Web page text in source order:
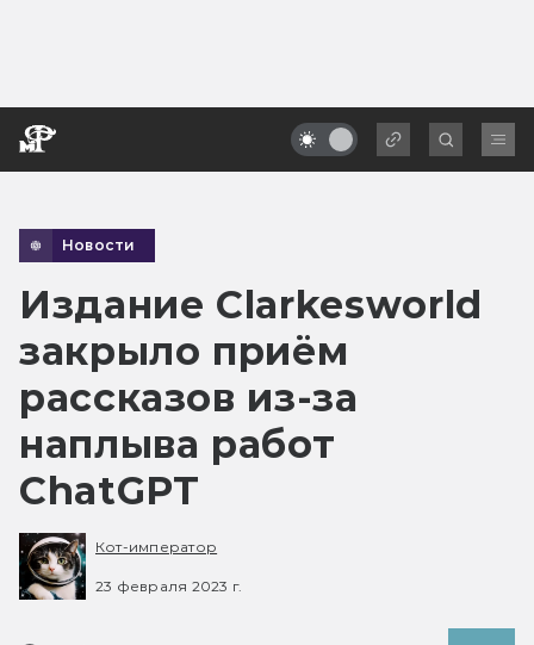
Новости
Издание Clarkesworld
закрыло приём
рассказов из-за
наплыва работ
ChatGPT
Кот-император
23 февраля 2023 г.